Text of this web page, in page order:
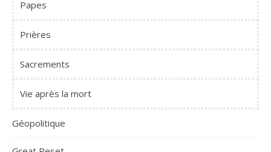
Papes
Prières
Sacrements
Vie après la mort
Géopolitique